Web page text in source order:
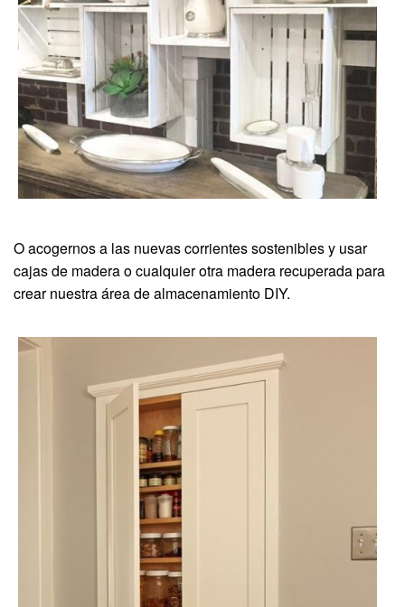
O acogernos a las nuevas corrientes sostenibles y usar
cajas de madera o cualquier otra madera recuperada para
crear nuestra área de almacenamiento DIY.